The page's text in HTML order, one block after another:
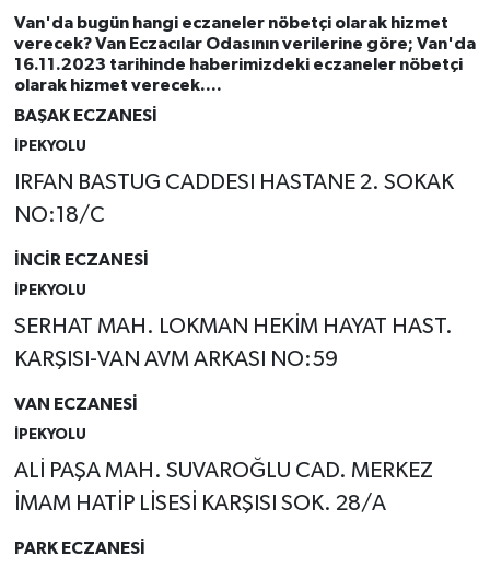
Van'da bugün hangi eczaneler nöbetçi olarak hizmet
verecek? Van Eczacılar Odasının verilerine göre; Van'da
16.11.2023 tarihinde haberimizdeki eczaneler nöbetçi
olarak hizmet verecek....
BAŞAK ECZANESİ
İPEKYOLU
IRFAN BASTUG CADDESI HASTANE 2. SOKAK
NO:18/C
İNCİR ECZANESİ
İPEKYOLU
SERHAT MAH. LOKMAN HEKİM HAYAT HAST.
KARŞISI-VAN AVM ARKASI NO:59
VAN ECZANESİ
İPEKYOLU
ALİ PAŞA MAH. SUVAROĞLU CAD. MERKEZ
İMAM HATİP LİSESİ KARŞISI SOK. 28/A
PARK ECZANESİ